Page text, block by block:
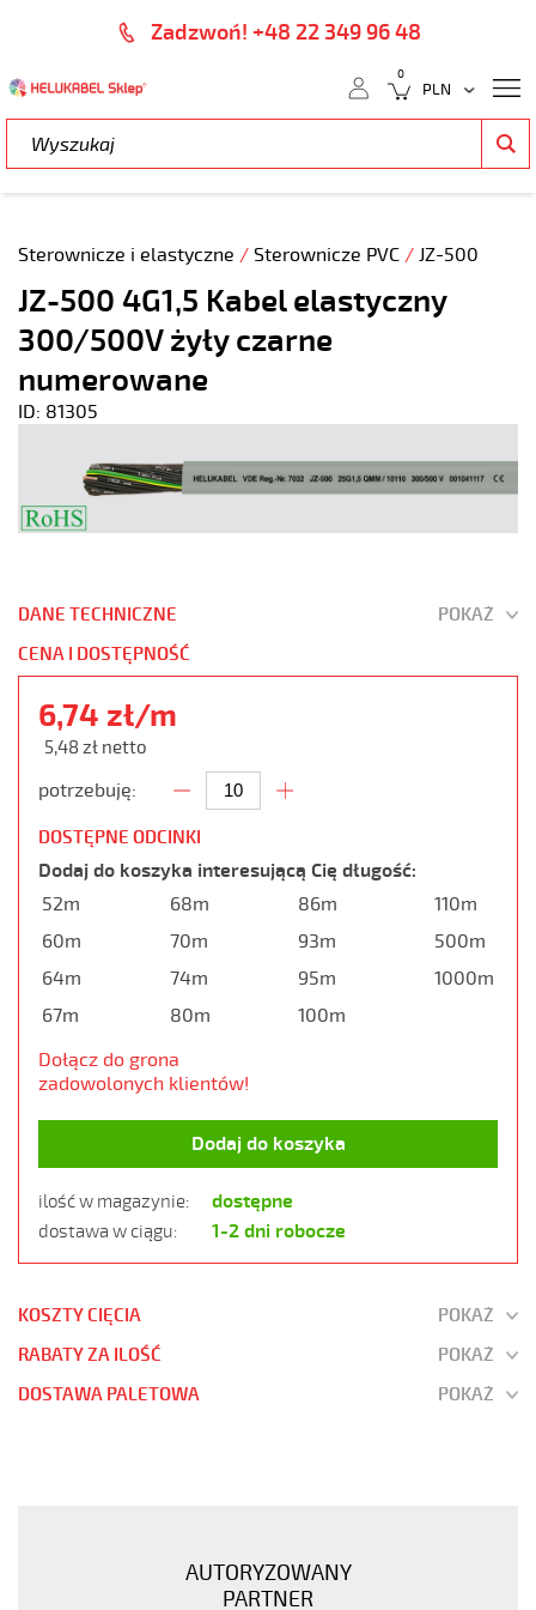
Zadzwoń! +48 22 349 96 48
0
Sterownicze i elastyczne / Sterownicze PVC / JZ-500
JZ-500 4G1,5 Kabel elastyczny
300/500V żyły czarne
numerowane
ID: 81305
DANE TECHNICZNE
POKAŻ
CENA I DOSTĘPNOŚĆ
6,74 zł/m
5,48 zł netto
potrzebuję:
DOSTĘPNE ODCINKI
Dodaj do koszyka interesującą Cię długość:
52m
60m
64m
67m
68m
70m
74m
80m
86m
93m
95m
100m
110m
500m
1000m
Dołącz do grona
zadowolonych klientów!
Dodaj do koszyka
ilość w magazynie: dostępne
dostawa w ciągu: 1-2 dni robocze
KOSZTY CIĘCIA
POKAŻ
RABATY ZA ILOŚĆ
POKAŻ
DOSTAWA PALETOWA
POKAŻ
AUTORYZOWANY
PARTNER